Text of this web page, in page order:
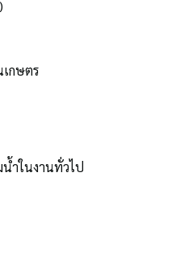
กษตร
ำในงานทั่วไป